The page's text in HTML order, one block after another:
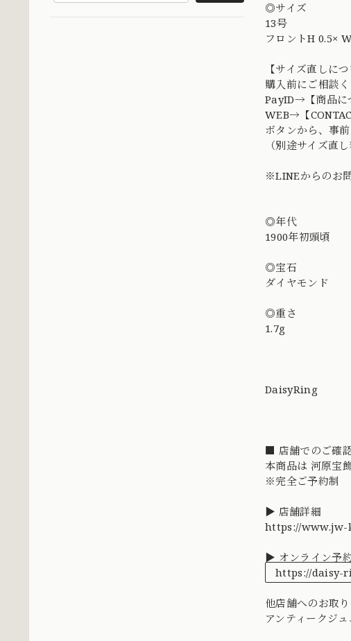
◎サイズ
13号
フロントH 0.5×
【サイズ直しにつ
購入前にご相談く
PayID→【商品に
WEB→【
ボタンから、事
（別途サイズ直
※LINEからのお
◎年代
1900年初頭頃
◎宝石
ダイヤモンド
◎重さ
1.7g
DaisyRing
■ 店舗でのご確
本商品は 河原宝
※完全ご予約制
▶ 店舗詳細
https://www.jw-
▶ オンライン予
https://daisy-
他店舗へのお取
アンティークジ